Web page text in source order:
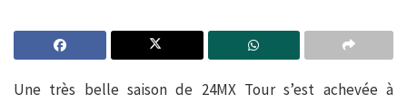
Une très belle saison de 24MX Tour s’est achevée à